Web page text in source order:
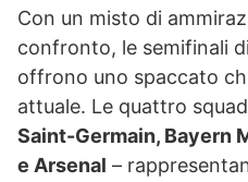
Con un misto di
confronto, le semifinali di
offrono uno spaccato
attuale. Le quattro
Saint-Germain, Bayern
e Arsenal –